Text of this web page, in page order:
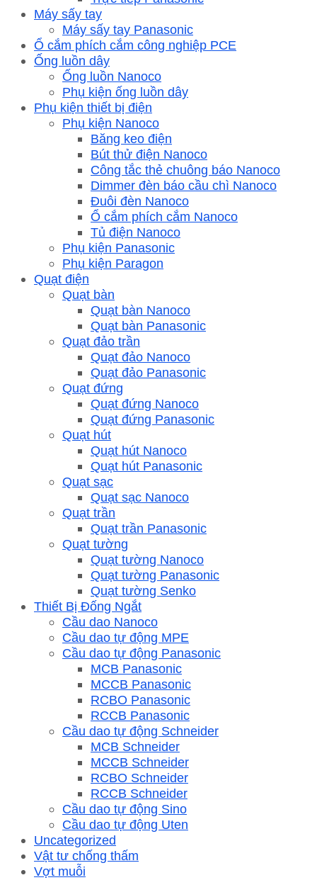
Máy sấy tay
Máy sấy tay Panasonic
Ổ cắm phích cắm công nghiệp PCE
Ống luồn dây
Ống luồn Nanoco
Phụ kiện ống luồn dây
Phụ kiện thiết bị điện
Phụ kiện Nanoco
Băng keo điện
Bút thử điện Nanoco
Công tắc thẻ chuông báo Nanoco
Dimmer đèn báo cầu chì Nanoco
Đuôi đèn Nanoco
Ổ cắm phích cắm Nanoco
Tủ điện Nanoco
Phụ kiện Panasonic
Phụ kiện Paragon
Quạt điện
Quạt bàn
Quạt bàn Nanoco
Quạt bàn Panasonic
Quạt đảo trần
Quạt đảo Nanoco
Quạt đảo Panasonic
Quạt đứng
Quạt đứng Nanoco
Quạt đứng Panasonic
Quạt hút
Quạt hút Nanoco
Quạt hút Panasonic
Quạt sạc
Quạt sạc Nanoco
Quạt trần
Quạt trần Panasonic
Quạt tường
Quạt tường Nanoco
Quạt tường Panasonic
Quạt tường Senko
Thiết Bị Đống Ngắt
Cầu dao Nanoco
Cầu dao tự động MPE
Cầu dao tự động Panasonic
MCB Panasonic
MCCB Panasonic
RCBO Panasonic
RCCB Panasonic
Cầu dao tự động Schneider
MCB Schneider
MCCB Schneider
RCBO Schneider
RCCB Schneider
Cầu dao tự động Sino
Cầu dao tự động Uten
Uncategorized
Vật tư chống thấm
Vợt muỗi